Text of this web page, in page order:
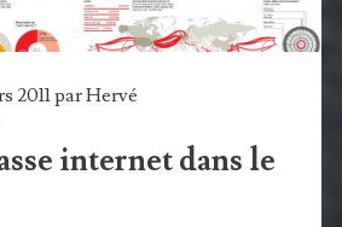
2011 parHervé
internet dans le